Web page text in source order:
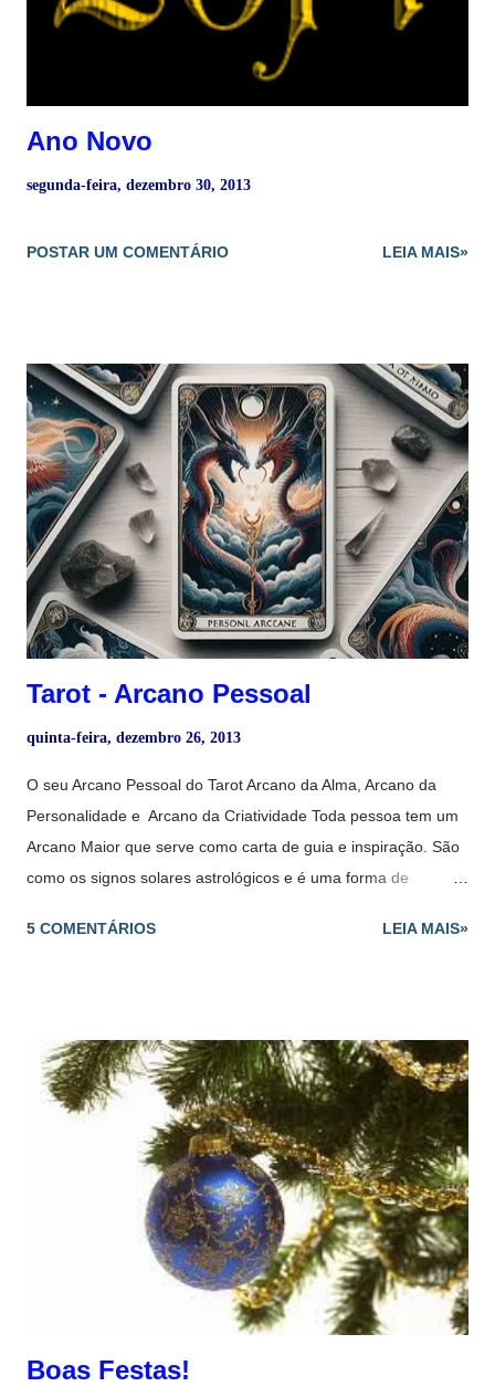
Ano Novo
segunda-feira, dezembro 30, 2013
POSTAR UM COMENTÁRIO LEIA MAIS»
Tarot - Arcano Pessoal
quinta-feira, dezembro 26, 2013
O seu Arcano Pessoal do Tarot Arcano da Alma, Arcano da
Personalidade e Arcano da Criatividade Toda pessoa tem um
Arcano Maior que serve como carta de guia e inspiração. São
como os signos solares astrológicos e é uma forma de
o propósito de sua vida. Para calcula-lo se usa a data de
encarnação. O Arcano da Personalidade é o que vamos
trabalhar externamente nesta vida, como vamos perceber os
demais e como vamos demostrar. 1 - Em primeiro lugar,
realiza-se a soma vertical da data de nascimento. Por
exemplo: 18 de Novembro de 1947. 18 + 11 + 1947 = 1976 2 -
Logo soma-se horizontalmente: 1976 1 + 9 + 7 + 6 = 2 + 3 = 5
Neste caso é o Arcano 5, O Papa. Como é apenas um digito e
não se pode decompor, este Arcano é o m...
5 COMENTÁRIOS LEIA MAIS»
Boas Festas!